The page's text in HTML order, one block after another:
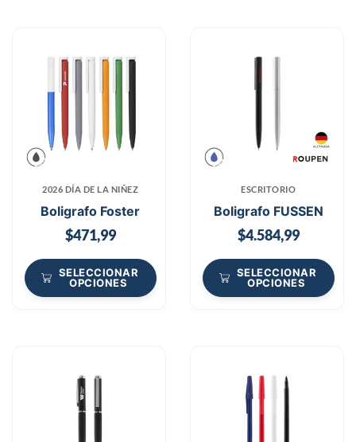
2026 DÍA DE LA NIÑEZ
Boligrafo Foster
$471,99
SELECCIONAR
OPCIONES
ESCRITORIO
Boligrafo FUSSEN
$4.584,99
SELECCIONAR
OPCIONES